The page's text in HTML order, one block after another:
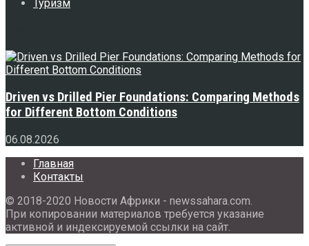
Туризм
Driven vs Drilled Pier Foundations: Comparing Methods
for Different Bottom Conditions
06.08.2026
Главная
Контакты
© 2018-2020 Новости Африки - newssahara.com.
При копировании материалов требуется указание
активной и индексируемой ссылки на сайт.